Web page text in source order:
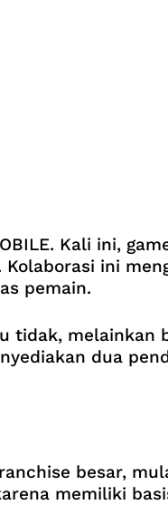
Kali ini,
Kolaborasi ini
pemain.
tidak, melainkan
dua
besar,
memiliki